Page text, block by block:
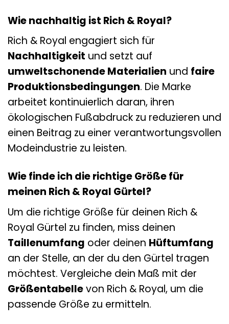
Wie nachhaltig ist Rich & Royal?
Rich & Royal engagiert sich für
Nachhaltigkeit und setzt auf
umweltschonende Materialien und faire
Produktionsbedingungen. Die Marke
arbeitet kontinuierlich daran, ihren
ökologischen Fußabdruck zu reduzieren und
einen Beitrag zu einer verantwortungsvollen
Modeindustrie zu leisten.
Wie finde ich die richtige Größe für
meinen Rich & Royal Gürtel?
Um die richtige Größe für deinen Rich &
Royal Gürtel zu finden, miss deinen
Taillenumfang oder deinen Hüftumfang
an der Stelle, an der du den Gürtel tragen
möchtest. Vergleiche dein Maß mit der
Größentabellevon Rich & Royal, um die
passende Größe zu ermitteln.